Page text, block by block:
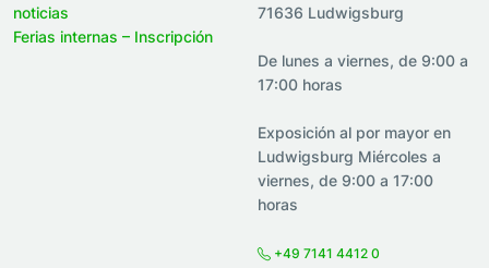
noticias
Ferias internas – Inscripción
71636 Ludwigsburg
De lunes a viernes, de 9:00 a
17:00 horas
Exposición al por mayor en
Ludwigsburg Miércoles a
viernes, de 9:00 a 17:00
horas
+49 7141 4412 0